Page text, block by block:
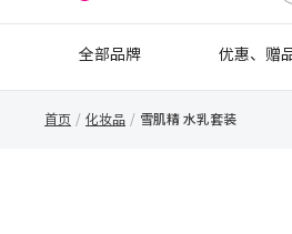
全部品牌 优惠、赠
首页 化妆品 雪肌精 水乳套装